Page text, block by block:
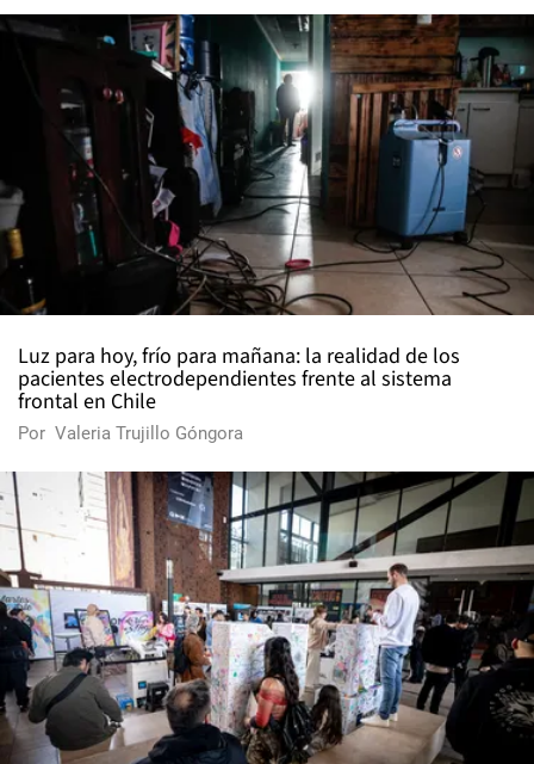
Luz para hoy, frío para mañana: la realidad de los
pacientes electrodependientes frente al sistema
frontal en Chile
Por Valeria Trujillo Góngora